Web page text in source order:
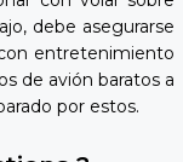
debe asegurarse
entretenimiento
de avión baratos a
por estos.